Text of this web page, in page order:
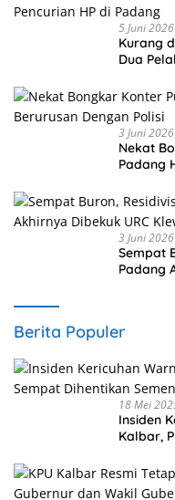
5 Juni 2026
Kurang
Dua
3 Juni 2026
Nekat
Padang
3 Juni 2026
Sempat
Padang
Berita Populer
18 Mei
Insiden
Kalbar,